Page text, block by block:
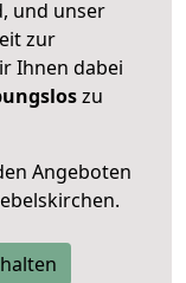
und unser
zur
Ihnen dabei
zu
Angeboten